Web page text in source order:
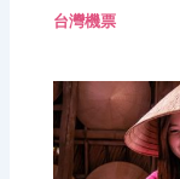
台灣機票